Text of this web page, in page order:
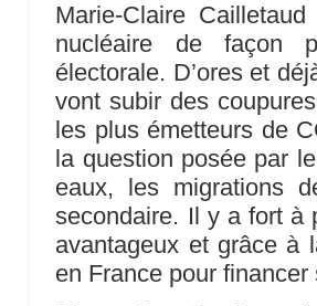
Marie-Claire
nucléaire de façon
électorale. D’ores et
vont subir des
les plus émetteurs de
la question posée par
eaux, les migrations
secondaire. Il y a fort à
avantageux et grâce à
en France pour financer